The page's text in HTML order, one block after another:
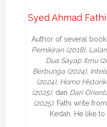
Syed Ahmad
Author of several
Pemikiran (2018),
Dua Sayap Ilmu
Berbunga (2024),
(2024), Homo
(2025), dan Dari
(2025). Fathi write
Kedah. He like